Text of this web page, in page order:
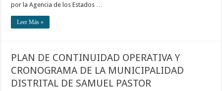
por la Agencia de los Estados …
Leer Más »
PLAN DE CONTINUIDAD OPERATIVA Y
CRONOGRAMA DE LA MUNICIPALIDAD
DISTRITAL DE SAMUEL PASTOR